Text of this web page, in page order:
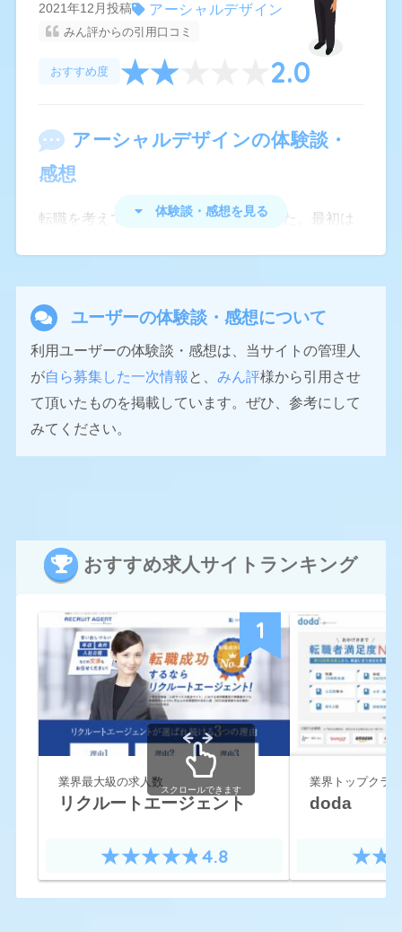
されていたので仕事探しをするうえでの悩みも解
消されたような気がします。登録の方法はとても
簡単で経験していた職種や希望している職種を入
力すれば良いので自分自身に合った勤務先をすぐ
2021年12月投稿 アーシャルデザイン
みん評からの引用口コミ
おすすめ度 2.0
アーシャルデザインの体験談・
感想
転職を考えていた頃、利用してみました。最初は
た。
しかし、経歴や取得した資格、自己PR、転職の希
望条件を記入する欄がありますが、きちんとそれ
を見てるとは思えないような求人内容が多いで
す。例えば、私は運転免許証を持っていないの
全く接客や営業の経験スキルもないひよっこにい
きなり不動産屋のリーダー格になる人材を求めて
に応募させようとしてるのか全くわからないよう
な求人ばかりです。正直、もう当てにしてませ
ん。
体験談・感想を見る
ユーザーの体験談・感想について
利用ユーザーの体験談・感想は、当サイトの管理人
が自ら募集した一次情報 と、 みん評様から引用させ
て頂いたものを掲載しています。ぜひ、参考にして
みてください。
おすすめ求人サイトランキング
1
業界最大級の求人数
リクルートエージェント
4.8
業界トップクラ
doda
スクロールできます